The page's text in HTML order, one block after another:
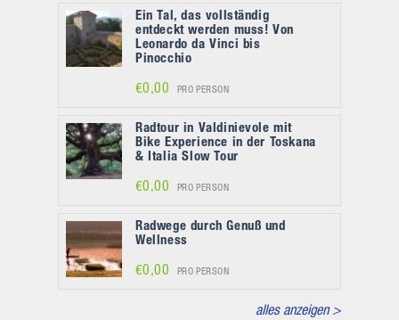
Ein Tal, das vollständig
entdeckt werden muss! Von
Leonardo da Vinci bis
Pinocchio
€0,00 PRO PERSON
Radtour in Valdinievole mit
Bike Experience in der Toskana
& Italia Slow Tour
€0,00 PRO PERSON
Radwege durch Genuß und
Wellness
€0,00 PRO PERSON
alles anzeigen >